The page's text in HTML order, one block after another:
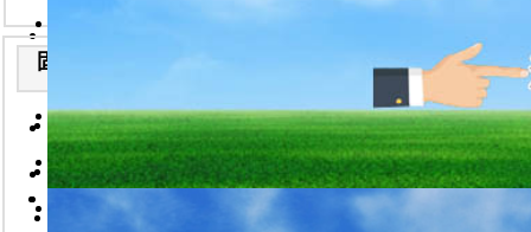
TRT发
粉状材
过程粉尘
各种燃煤
7-22
手持式粉尘检测仪说明书
2026-7-22
在线式粉尘检测仪2026-7-22
便携式粉尘检测仪说明书
手持式粉尘检测仪技术说明
2026-7-22
固体流量计技术说明-武汉
2026-7-22
便携式粉尘浓度检测仪技术
固体流量计安装实例
便携式粉尘浓度仪/武汉华
2026-7-22
手持粉尘浓度仪/武汉华德
2026-7-22
一体式粉尘浓度检测仪-武